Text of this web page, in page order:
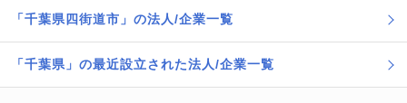
「千葉県四街道市」の法人/企業一覧
「千葉県」の最近設立された法人/企業一覧